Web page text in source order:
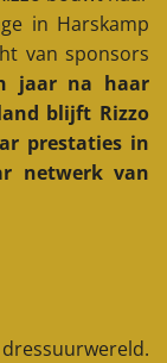
in Harskamp
van sponsors
jaar na haar
blijft Rizzo
prestaties in
netwerk van